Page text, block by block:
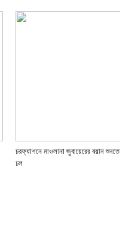
চরফ্যাশনে মাওলানা জুবায়েরের বয়ান
ঢল